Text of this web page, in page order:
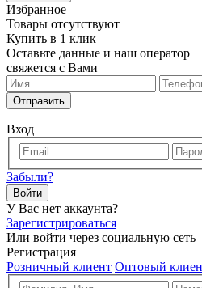
Избранное
Товары отсутствуют
Купить в 1 клик
Оставьте данные и наш оператор
свяжется с Вами
Отправить
Вход
Забыли?
Войти
У Вас нет аккаунта?
Зарегистрироваться
Или войти через социальную сеть
Регистрация
Розничный клиент Оптовый